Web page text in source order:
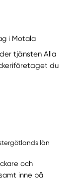
i Motala
tjänsten Alla
du
län
och
inne på